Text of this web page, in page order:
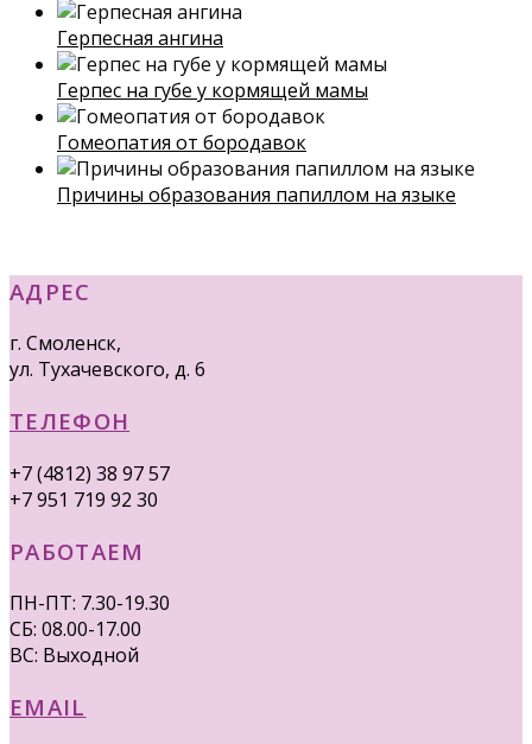
Герпесная ангина
Герпес на губе у кормящей мамы
Гомеопатия от бородавок
Причины образования папиллом на языке
АДРЕС
г. Смоленск,
ул. Тухачевского, д. 6
ТЕЛЕФОН
+7 (4812) 38 97 57
+7 951 719 92 30
РАБОТАЕМ
ПН-ПТ: 7.30-19.30
СБ: 08.00-17.00
ВС: Выходной
EMAIL